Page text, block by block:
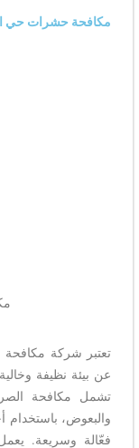
مكافحة حشرات حي
تعتبر شركة
عن بيئة نظيفة
تشمل مكافحة
والبعوض، باستخدام
فعّالة وسريعة.